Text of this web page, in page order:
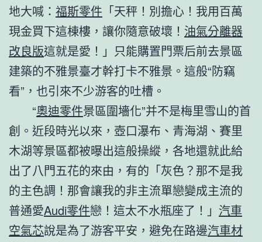
地大喊： 福斯零件 「天秤！別擔心！我用百萬
現金買下這棟樓，讓你隨意破壞！ 油氣分離器
改良版這就是愛！」只能購置門票后前去景區
建築的不雅景臺才幹打卡不雅景。這般“防竊
看”，也引來不少游客的吐槽。
“奧迪零件景區圍墻化”并不是梅里雪山的首
創。近段時光以來，壺口瀑布、青海湖、賽里
木湖等景區都被曝出這般操縱，各地還就此給
出了八門五花的來由，有的「灰色？那不是我
的主色調！那會讓我的非主流單戀變成主流的
普通愛Audi零件戀！這太不水瓶座了！」 汽車
空氣芯說是為了游客平安，避免在路邊汽車材